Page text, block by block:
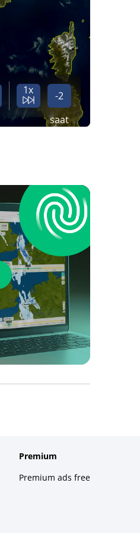
1x
-2
saat
Premium
Premium ads free